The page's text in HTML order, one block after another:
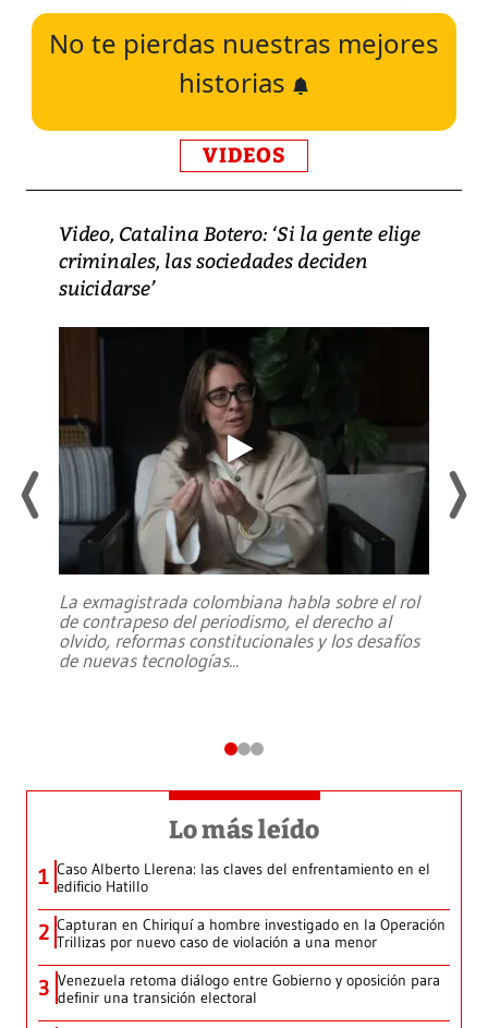
No te pierdas nuestras mejores
historias
VIDEOS
Video, Catalina Botero: ‘Si la gente elige
criminales, las sociedades deciden
suicidarse’
La exmagistrada colombiana habla sobre el rol
de contrapeso del periodismo, el derecho al
olvido, reformas constitucionales y los desafíos
de nuevas tecnologías...
Lo más leído
1 Caso Alberto Llerena: las claves del enfrentamiento en el
edificio Hatillo
2 Capturan en Chiriquí a hombre investigado en la Operación
Trillizas por nuevo caso de violación a una menor
3 Venezuela retoma diálogo entre Gobierno y oposición para
definir una transición electoral